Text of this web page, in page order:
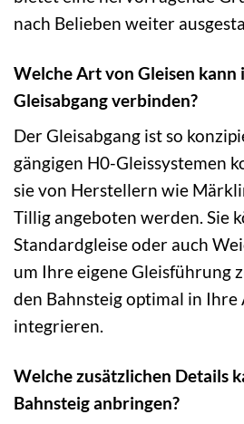
nach Belieben weiter
Welche Art von Gleisen kann
Gleisabgang verbinden?
Der Gleisabgang ist so
gängigen H0-Gleissystemen
sie von Herstellern wie
Tillig angeboten werden. Sie
Standardgleise oder auch
um Ihre eigene Gleisführung
den Bahnsteig optimal in Ihre
integrieren.
Welche zusätzlichen Details
Bahnsteig anbringen?